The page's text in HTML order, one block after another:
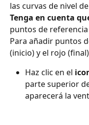
las curvas de nivel
Tenga en cuenta
puntos de
Para añadir puntos
(inicio) y el rojo
Haz clic en el
parte superior
aparecerá la